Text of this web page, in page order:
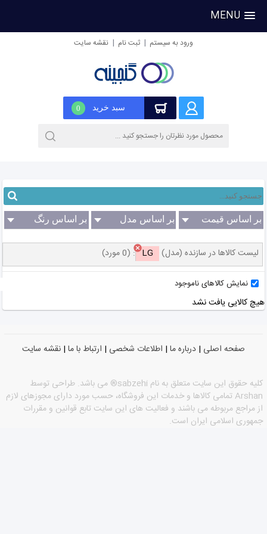
MENU
ورود به سیستم | ثبت نام | نقشه سایت
سبد خرید 0
بر اساس قیمت
بر اساس مدل
بر اساس رنگ
لیست کالاها در سازنده (مدل) LG
: (0 مورد)
نمایش کالاهای ناموجود
هیچ کالایی یافت نشد
صفحه اصلی | درباره ما | اطلاعات شخصی | ارتباط با ما | نقشه سایت
كليه حقوق اين سايت متعلق به نام sabzehi® می باشد. طراحی توسط
Arshan تمامی كالاها و خدمات این فروشگاه، حسب مورد دارای مجوزهای لازم
از مراجع مربوطه می باشند و فعالیت های این سایت تابع قوانین و مقررات
جمهوری اسلامی ایران است.